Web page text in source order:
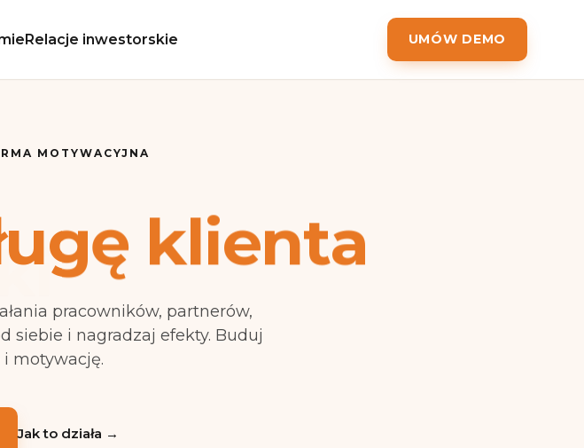
Relacje inwestorskie UMÓW DEMO
MOTYWACYJNA
klienta
pracowników, partnerów,
siebie i nagradzaj efekty. Buduj
motywację.
Jak to działa →